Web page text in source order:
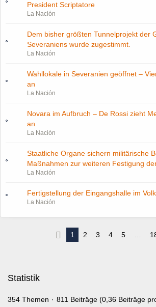
President Scriptatore
La Nación
Dem bisher größten Tunnelprojekt der
Severaniens wurde zugestimmt.
La Nación
Wahllokale in Severanien geöffnet –
an
La Nación
Novara im Aufbruch – De Rossi zieht
an
La Nación
Staatliche Organe sichern militärische
Maßnahmen zur weiteren Festigung
La Nación
Fertigstellung der Eingangshalle im
La Nación
1 2 3 4 5
Statistik
354 Themen 811 Beiträge (0,36 Beiträge